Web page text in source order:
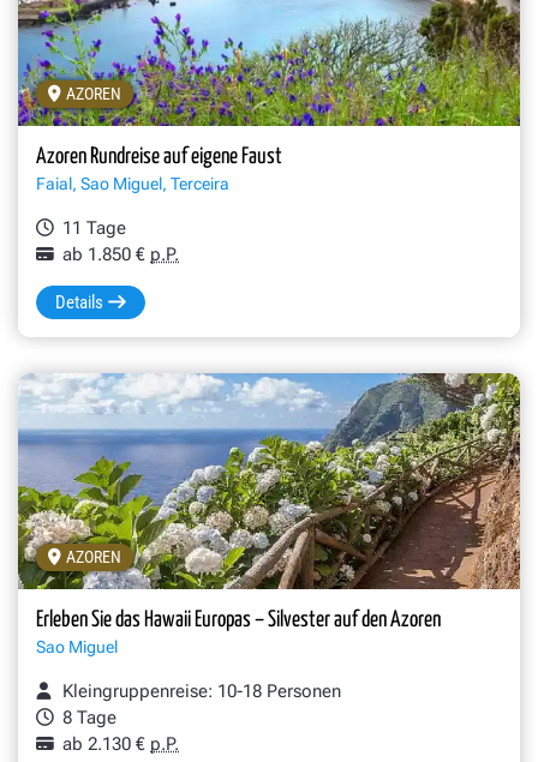
AZOREN
Azoren Rundreise auf eigene Faust
Faial, Sao Miguel, Terceira
11 Tage
ab 1.850 € p.P.
Details
AZOREN
Erleben Sie das Hawaii Europas – Silvester auf den Azoren
Sao Miguel
Kleingruppenreise: 10-18 Personen
8 Tage
ab 2.130 € p.P.